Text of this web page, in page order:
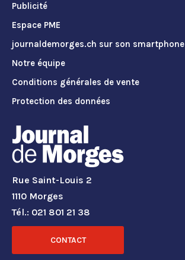
Publicité
Espace PME
journaldemorges.ch sur son smartphone
Notre équipe
Conditions générales de vente
Protection des données
Rue Saint-Louis 2
1110 Morges
Tél.: 021 801 21 38
CONTACT